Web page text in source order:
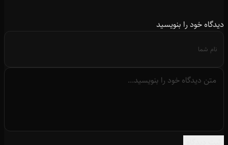
دیدگاه خود را بنویسید